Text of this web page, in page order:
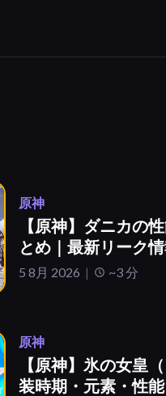
原神
【原神】ダニカの
とめ｜最新リーク
5 8月 2026 ~3 分
原神
【原神】氷の女皇
装時期・元素・性